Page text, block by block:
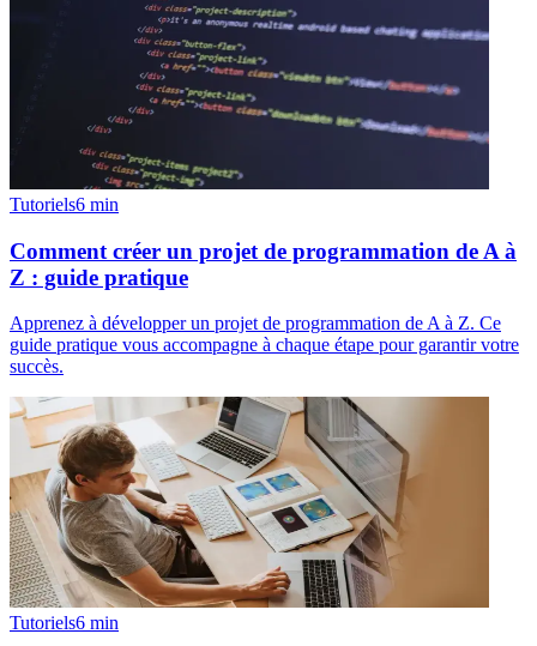
Tutoriels6 min
Comment créer un projet de programmation de A à
Z : guide pratique
Apprenez à développer un projet de programmation de A à Z. Ce
guide pratique vous accompagne à chaque étape pour garantir votre
succès.
Tutoriels6 min